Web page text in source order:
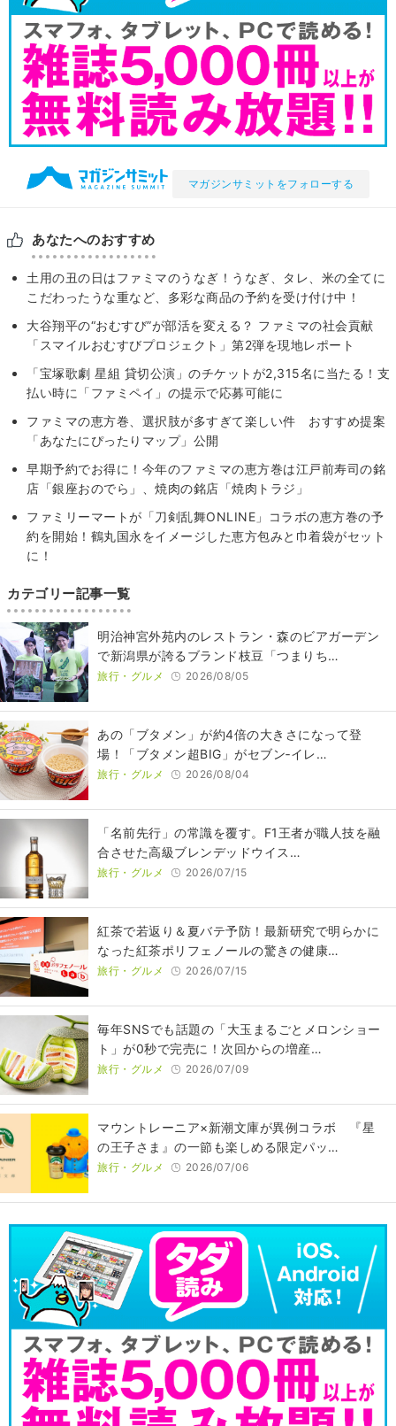
マガジンサミットをフォローする
あなたへのおすすめ
土用の丑の日はファミマのうなぎ！うなぎ、タレ、米の全てに
こだわったうな重など、多彩な商品の予約を受け付け中！
大谷翔平の“おむすび”が部活を変える？ ファミマの社会貢献
「スマイルおむすびプロジェクト」第2弾を現地レポート
「宝塚歌劇 星組 貸切公演」のチケットが2,315名に当たる！支
払い時に「ファミペイ」の提示で応募可能に
ファミマの恵方巻、選択肢が多すぎて楽しい件 おすすめ提案
「あなたにぴったりマップ」公開
早期予約でお得に！今年のファミマの恵方巻は江戸前寿司の銘
店「銀座おのでら」、焼肉の銘店「焼肉トラジ」
ファミリーマートが「刀剣乱舞ONLINE」コラボの恵方巻の予
約を開始！鶴丸国永をイメージした恵方包みと巾着袋がセット
に！
カテゴリー記事一覧
明治神宮外苑内のレストラン・森のビアガーデン
で新潟県が誇るブランド枝豆「つまりち…
旅行・グルメ 2026/08/05
あの「ブタメン」が約4倍の大きさになって登
場！「ブタメン超BIG」がセブン‐イレ…
旅行・グルメ 2026/08/04
​​「名前先行」の常識を覆す。F1王者が職人技を融
合させた高級ブレンデッドウイス…
旅行・グルメ 2026/07/15
紅茶で若返り＆夏バテ予防！最新研究で明らかに
なった紅茶ポリフェノールの驚きの健康…
旅行・グルメ 2026/07/15
毎年SNSでも話題の「大玉まるごとメロンショー
ト」が0秒で完売に！次回からの増産…
旅行・グルメ 2026/07/09
マウントレーニア×新潮文庫が異例コラボ 『星
の王子さま』の一節も楽しめる限定パッ…
旅行・グルメ 2026/07/06